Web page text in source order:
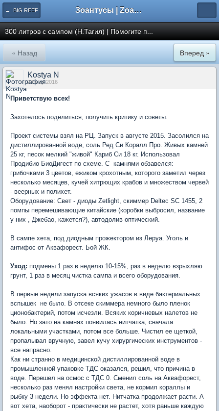
← BIG REEF Зоантусы | Zoasfan.ru
300 литров с сампом (Н.Тагил) | Помогите п...
« Назад Вперед »
Kostya N
24 мар 2016
Приветствую всех!
Захотелось поделиться, получить критику и советы.
Проект системы взял на РЦ. Запуск в августе 2015. Засолился на
дистиллированной воде, соль Ред Си Коралл Про. Живых камней
25 кг, песок мелкий "живой" Кариб Си 18 кг. Использовал
Продибио БиоДигест по схеме. С камнями обзавелся:
грибочками 3 цветов, ежиком крохотным, которого заметил через
несколько месяцев, кучей хитрющих крабов и множеством червей
- веерных и полихет.
Оборудование: Свет - диоды Zetlight, скиммер Deltec SC 1455, 2
помпы перемешивающие китайские (коробки выбросил, название
у них , Джебао, кажется?), автодолив оптический.
В сампе хета, под диодным прожектором из Леруа. Уголь и
антифос от Аквафорест. Бой ЖК.
Уход: подмены 1 раз в неделю 10-15%, раз в неделю взрыхляю
грунт, 1 раз в месяц чистка сампа и всего оборудования.
В первые недели запуска всяких ужасов в виде бактериальных
вспышек не было. В отсеке скиммера немного было пленок
ционобактерий, потом исчезли. Всяких коричневых налетов не
было. Но зато на камнях появилась нитчатка, сначала
локальными участками, потом все больше. Чистил ее щеткой,
пропалывал вручную, завел кучу хирургических инструментов -
все напрасно.
Как ни странно в медицинской дистиллированной воде в
промышленной упаковке ТДС оказался, решил, что причина в
воде. Перешел на осмос с ТДС 0. Сменил соль на Аквафорест,
несколько раз менял настройки света, не кормил кораллы и
рыбку 3 недели. Но эффекта нет. Нитчатка продолжает расти. А
вот хета, наоборот - практически не растет, хотя раньше каждую